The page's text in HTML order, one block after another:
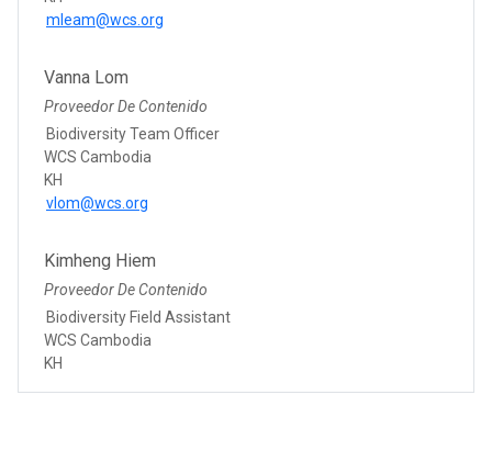
mleam@wcs.org
Vanna Lom
Proveedor De Contenido
Biodiversity Team Officer
WCS Cambodia
KH
vlom@wcs.org
Kimheng Hiem
Proveedor De Contenido
Biodiversity Field Assistant
WCS Cambodia
KH